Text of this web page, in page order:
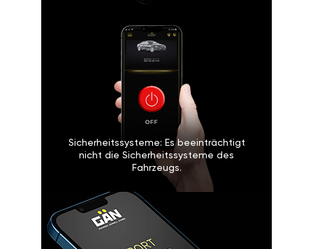
Sicherheitssysteme: Es beeinträchtigt
nicht die Sicherheitssysteme des
Fahrzeugs.